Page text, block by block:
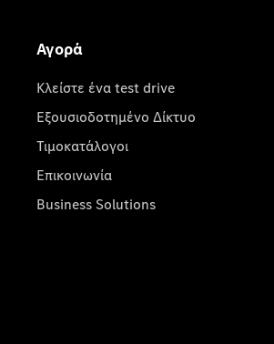
Αγορά
Κλείστε ένα test drive
Εξουσιοδοτημένο Δίκτυο
Τιμοκατάλογοι
Επικοινωνία
Business Solutions